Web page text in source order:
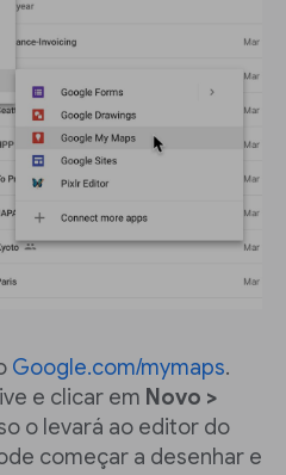
Google.com/mymaps.
e clicar em Novo >
o levará ao editor do
começar a desenhar e